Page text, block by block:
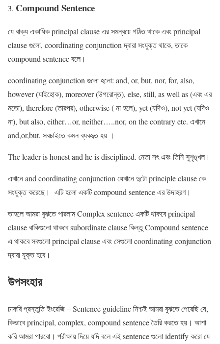
Compound Sentence
যে বাক্য একাধিক principal clause এর সমন্বয়ে গঠিত থাকে এবং principal
clause গুলো, coordinating conjunction দ্বারা সংযুক্ত থাকে, তাকে
compound sentence বলে।
coordinating conjunction গুলো হলো: and, or, but, nor, for, also,
however (যাইহোক), moreover (উপরোন্ত), else, still, as well as (এবং এর
মতো), therefore (তারপর), otherwise ( না হলে), yet (যদিও), not yet (যদিও
না), but also, either…or, neither…..nor, on the contrary etc. এখানে
and,or,but, সবচাইতে কমন ব্যবহৃত হয় ।
The leader is honest and he is disciplined. নেতা সৎ এবং তিনি সুশৃঙ্খল।
এখানে and coordinating conjunction যেখানে দুটো principle clause কে
সংযুক্ত করেছে। এটি হলো একটি compound sentence এর উদাহরণ।
তাহলে আমরা বুঝতে পারলাম Complex sentence একটি থাকবে principal
clause বাকিগুলো থাকবে subordinate clause কিন্তু Compound sentence
এ থাকবে সবগুলো principal clause এবং সেগুলো coordinating conjunction
দ্বারা যুক্ত হবে।
উপসংহার
চাকরি প্রস্তুতি ইংরেজি – Sentence guideline নিশ্চই আমরা বুঝতে পেরেছি যে,
কিভাবে principal, complex, compound sentence তৈরি করতে হয়। আশা
করি আমরা পারবো। পরীক্ষায় দিয়ে যদি বলে এই sentence গুলো identify করো যে